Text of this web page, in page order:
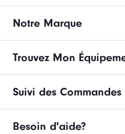
Notre Marque
Trouvez Mon
Suivi des Commandes
Besoin d'aide?